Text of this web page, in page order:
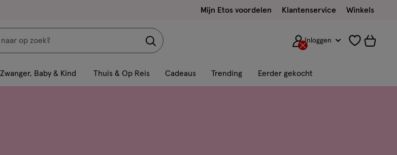
Mijn Etos voordelen Klantenservice Winkels
Inloggen
Zwanger, Baby & Kind Thuis & Op Reis Cadeaus Trending Eerder gekocht